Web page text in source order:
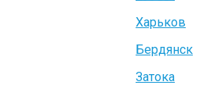
Харьков
Бердянск
Затока